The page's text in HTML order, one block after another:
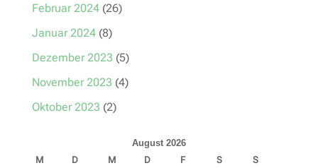
Februar 2024(26)
Januar 2024(8)
Dezember 2023 (5)
November 2023 (4)
Oktober 2023 (2)
August 2026
M
D M D F S S